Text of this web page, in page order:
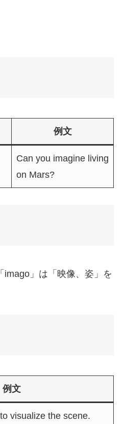
例文
Can you imagine living
on Mars?
imago」は「映像、姿」を
例文
visualize the scene.